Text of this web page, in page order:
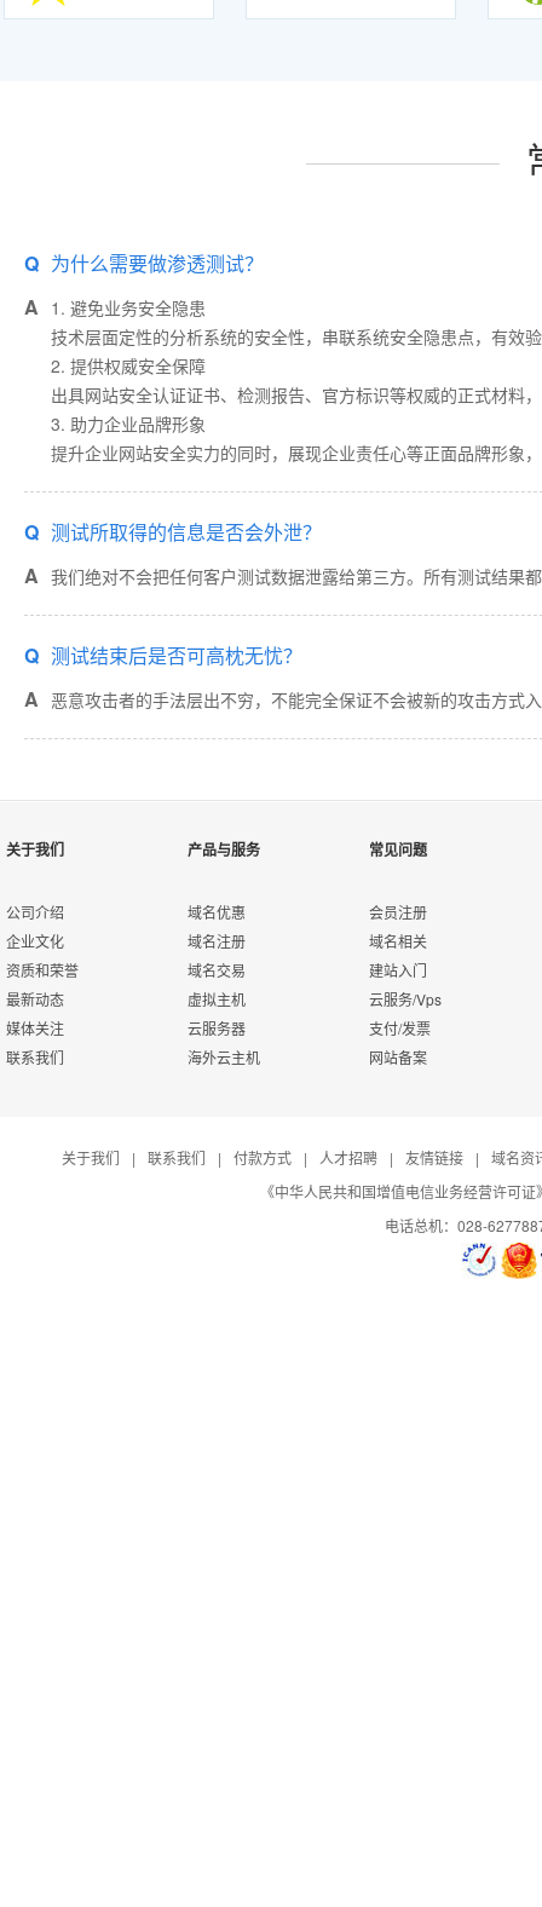
Q 为什么需要做渗透测试？
A 1. 避免业务安全隐患
技术层面定性的分析系统的安全性，串联系统安全隐患点，有效
2. 提供权威安全保障
出具网站安全认证证书、检测报告、官方标识等权威的正式材料
3. 助力企业品牌形象
提升企业网站安全实力的同时，展现企业责任心等正面品牌形象
Q 测试所取得的信息是否会外泄？
A 我们绝对不会把任何客户测试数据泄露给第三方。所有测试结果
Q 测试结束后是否可高枕无忧？
A 恶意攻击者的手法层出不穷，不能完全保证不会被新的攻击方式
关于我们
公司介绍
企业文化
资质和荣誉
最新动态
媒体关注
联系我们
产品与服务
域名优惠
域名注册
域名交易
虚拟主机
云服务器
海外云主机
常见问题
会员注册
域名相关
建站入门
云服务/Vps
支付/发票
网站备案
关于我们 | 联系我们 | 付款方式 | 人才招聘 | 友情链接 |
域名资
《中华人民共和国增值电信业务经营许可
电话总机：028-